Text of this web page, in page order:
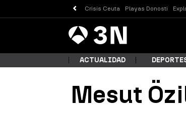
Crisis Ceuta Playas Donosti
Antena
3 Noticias
ACTUALIDAD
Mesut